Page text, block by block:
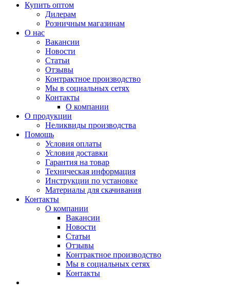
Купить оптом
Дилерам
Розничным магазинам
О нас
Вакансии
Новости
Статьи
Отзывы
Контрактное производство
Мы в социальных сетях
Контакты
О компании
О продукции
Неликвиды производства
Помощь
Условия оплаты
Условия доставки
Гарантия на товар
Техническая информация
Инструкции по установке
Материалы для скачивания
Контакты
О компании
Вакансии
Новости
Статьи
Отзывы
Контрактное производство
Мы в социальных сетях
Контакты